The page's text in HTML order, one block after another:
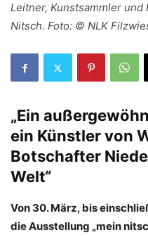
Leitner, Kunstsammler und
Nitsch. Foto: © NLK
„Ein
ein Künstler von
Botschafter
Welt“
Von 30. März, bis
die Ausstellung „mein